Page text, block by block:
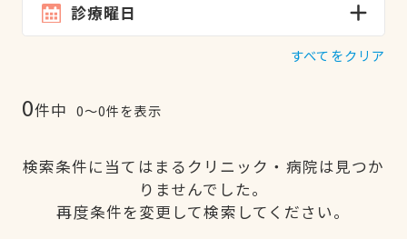
診療曜日
すべてをクリア
0件中 0〜0件を表示
検索条件に当てはまるクリニック・病院は見つか
りませんでした。
再度条件を変更して検索してください。